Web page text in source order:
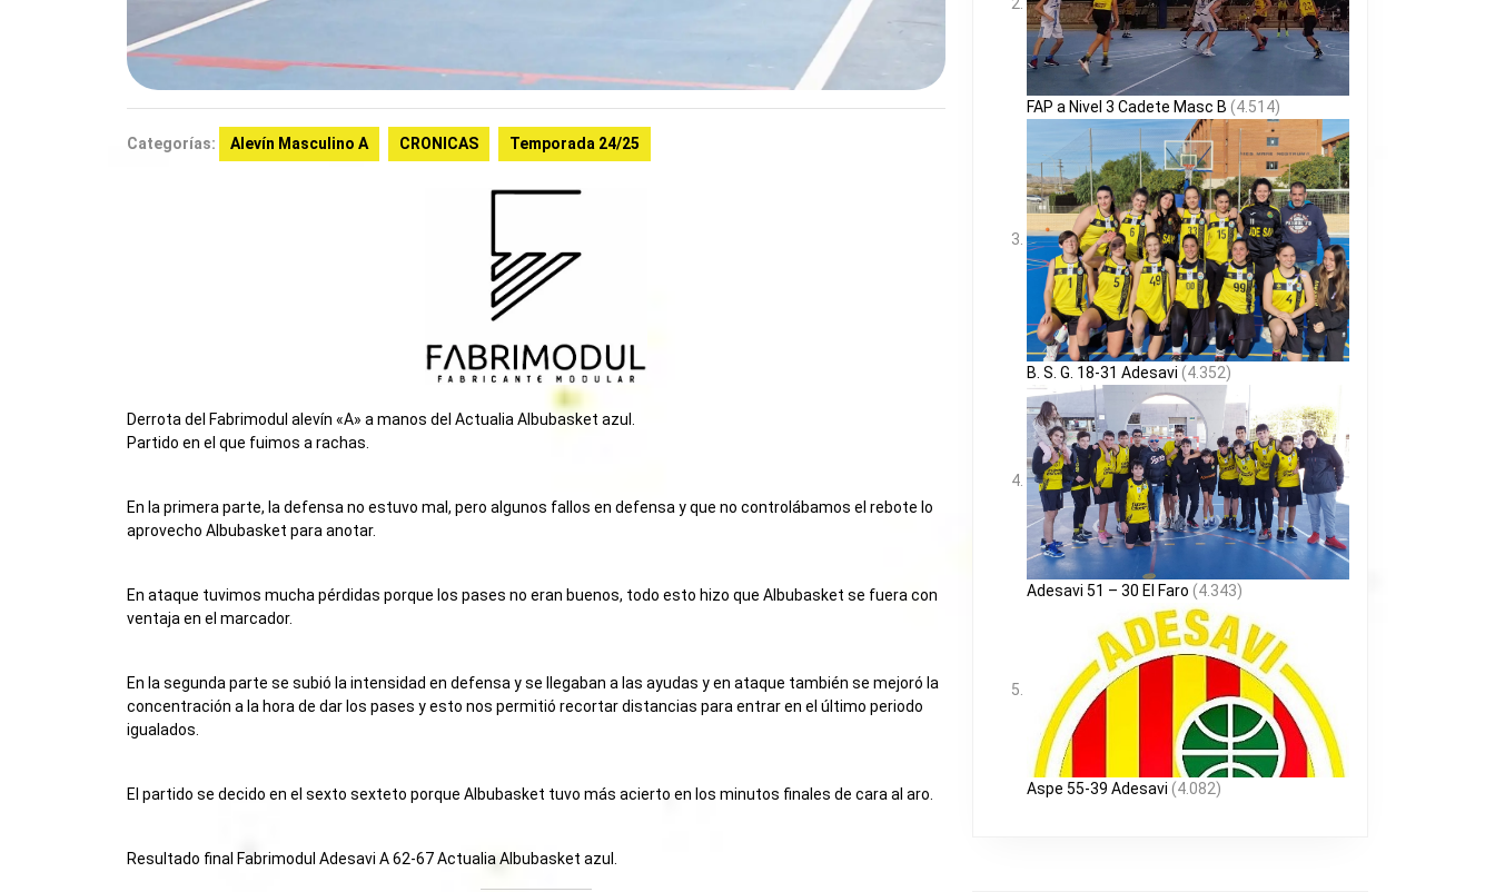
Categorías: Alevín Masculino A CRONICAS Temporada 24/25
Derrota del Fabrimodul alevín «A» a manos del Actualia Albubasket azul.
Partido en el que fuimos a rachas.
En la primera parte, la defensa no estuvo mal, pero algunos fallos en defensa y que no controlábamos el rebote lo
aprovecho Albubasket para anotar.
En ataque tuvimos mucha pérdidas porque los pases no eran buenos, todo esto hizo que Albubasket se fuera con
ventaja en el marcador.
En la segunda parte se subió la intensidad en defensa y se llegaban a las ayudas y en ataque también se mejoró la
concentración a la hora de dar los pases y esto nos permitió recortar distancias para entrar en el último periodo
igualados.
El partido se decido en el sexto sexteto porque Albubasket tuvo más acierto en los minutos finales de cara al aro.
Resultado final Fabrimodul Adesavi A 62-67 Actualia Albubasket azul.
FAP a Nivel 3 Cadete Masc B (4.514)
B. S. G. 18-31 Adesavi (4.352)
Adesavi 51 – 30 El Faro (4.343)
Aspe 55-39 Adesavi (4.082)